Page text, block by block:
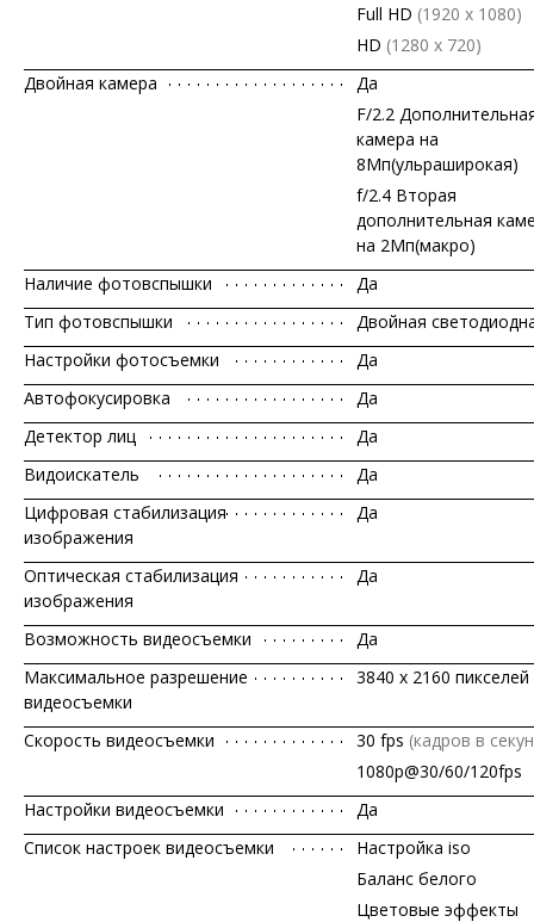
Full HD (1920 x 1080)
HD (1280 х 720)
Двойная камера
Да
F/2.2
камера на
8Мп(ульраширокая)
f/2.4 Вторая
дополнительная
на 2Мп(макро)
Наличие фотовспышки
Да
Тип фотовспышки
Двойная
Настройки фотосъемки
Да
Автофокусировка
Да
Детектор лиц
Да
Видоискатель
Да
Цифровая стабилизация
изображения
Да
Оптическая стабилизация
изображения
Да
Возможность видеосъемки
Да
Максимальное разрешение
видеосъемки
3840 x 2160 пикселей
Скорость видеосъемки 30 fps (кадров в
1080p@30/60/120fps
Настройки видеосъемки
Да
Список настроек видеосъемки
Настройка iso
Баланс белого
Цветовые эффекты